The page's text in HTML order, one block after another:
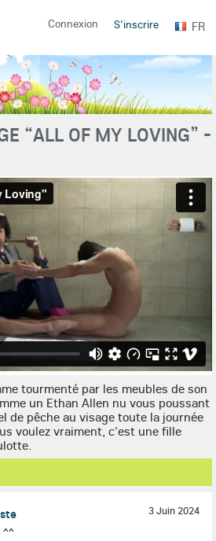
Connexion S'inscrire FR
“ALL OF MY LOVING” -
tourmenté par les meubles de son
un Ethan Allen nu vous poussant
de pêche au visage toute la journée
voulez vraiment, c'est une fille
3 Juin 2024
^^